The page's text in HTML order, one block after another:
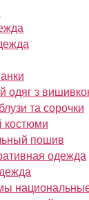
одяг з
та сорочки
костюми
пошив
одежда